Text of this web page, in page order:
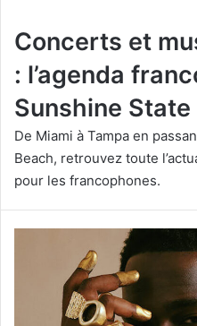
Concerts et
: l’agenda
Sunshine State
De Miami à Tampa en
Beach, retrouvez toute
pour les francophones.